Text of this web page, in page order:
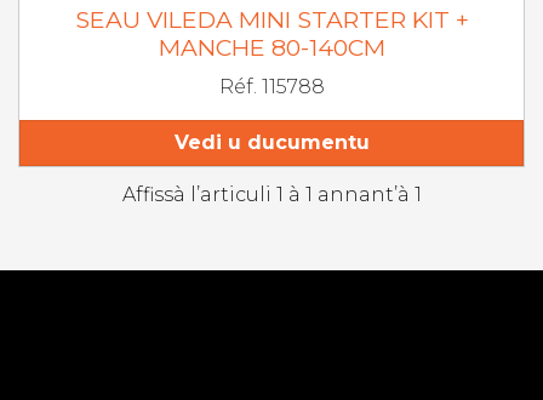
SEAU VILEDA MINI STARTER KIT +
MANCHE 80-140CM
Réf. 115788
Vedi u ducumentu
Affissà l’articuli 1 à 1 annant’à 1